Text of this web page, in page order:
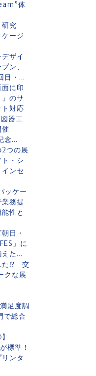
体
究
ージ
ザイ
ン、
目・...
に印
のサ
対応
器工
催
念...
つの展
・シ
ンセ
ッケー
務提
性と
日・
」に
た...
た⁉ 交
クな展
足度調
で総合
標準！
ンタ